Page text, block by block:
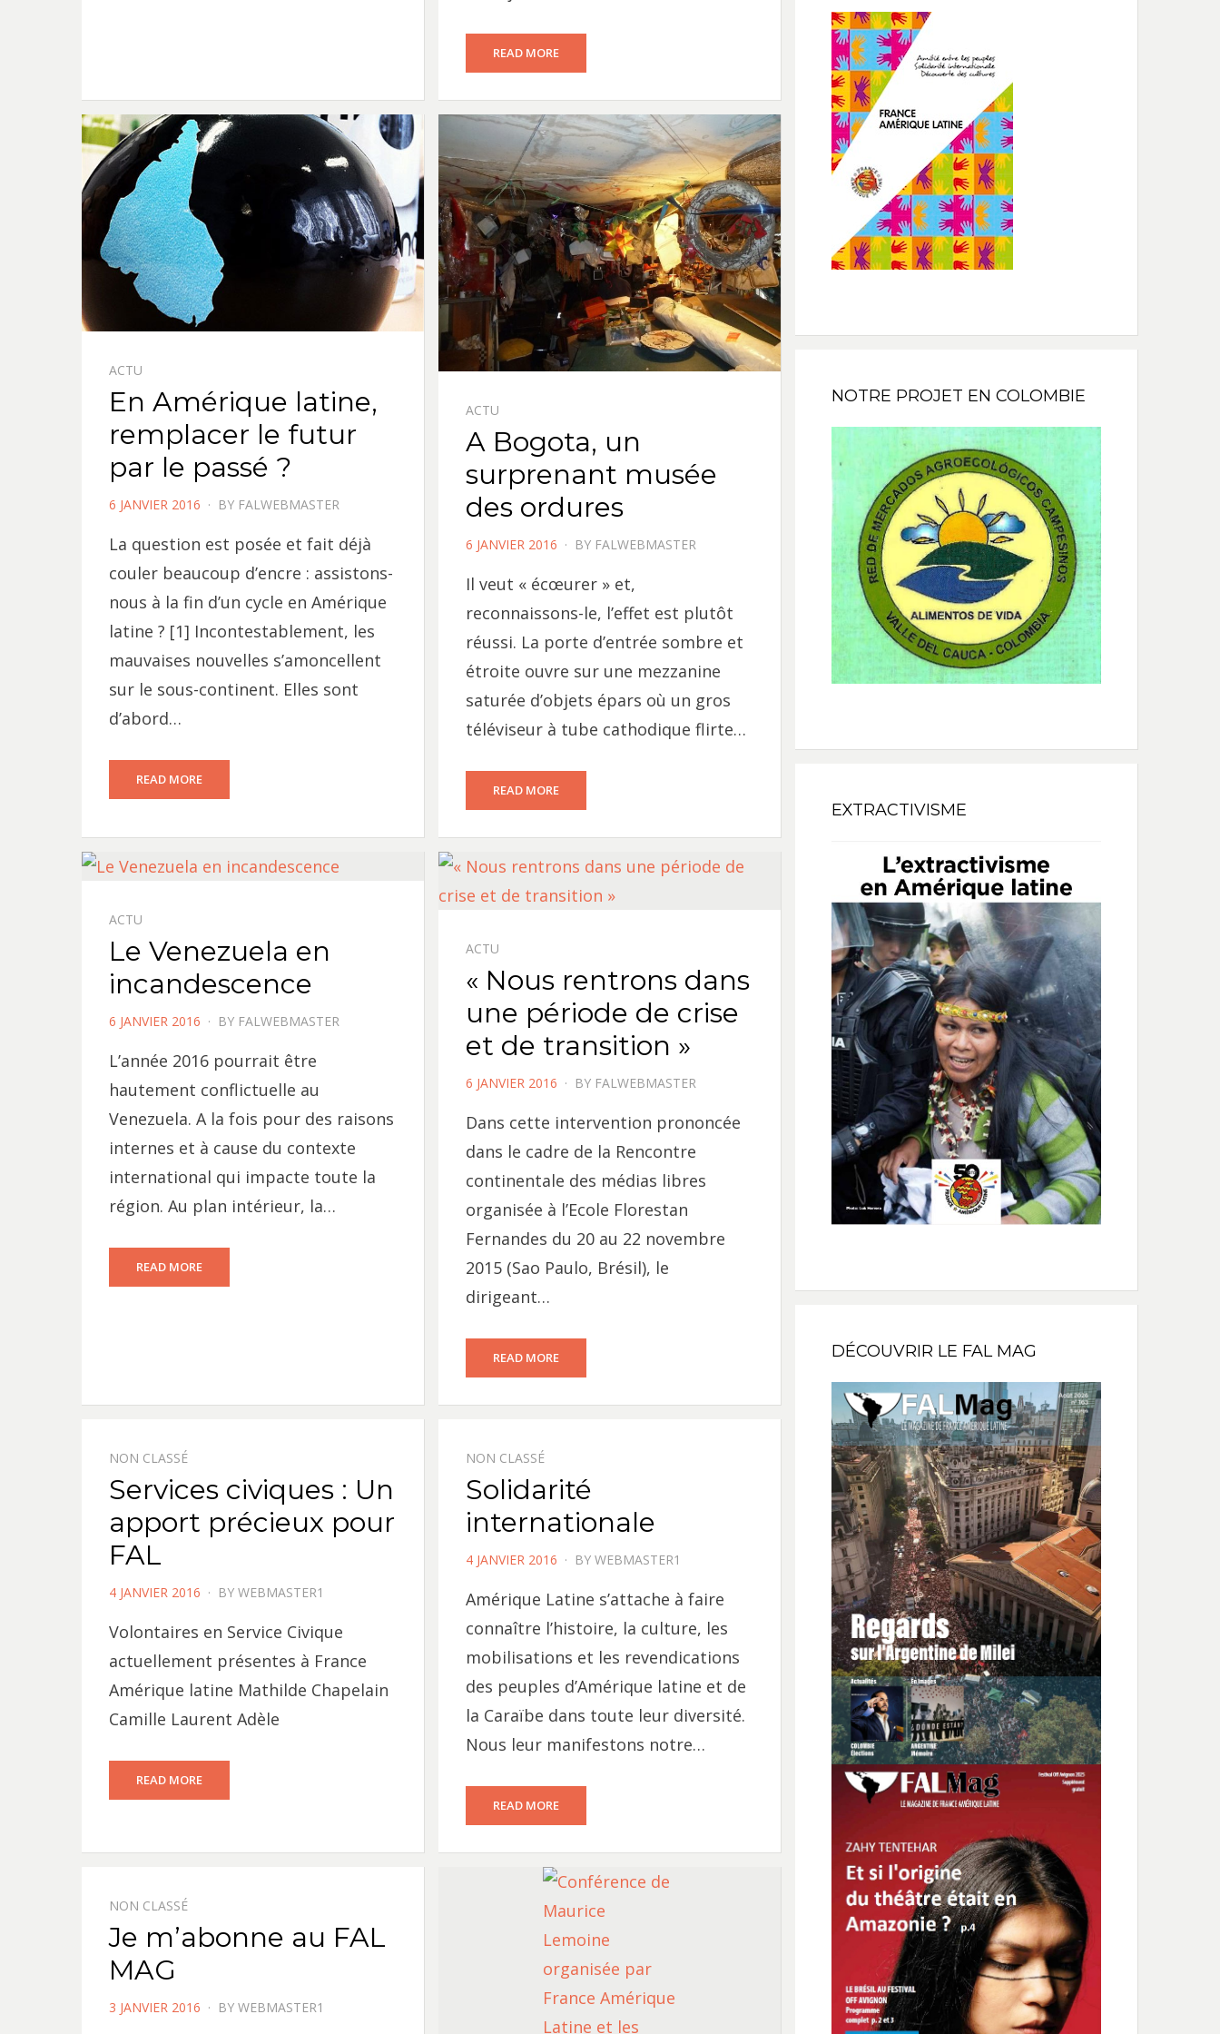
READ MORE
ACTU
En Amérique latine,
remplacer le futur
par le passé ?
POSTED
6 JANVIER 2016 BY FALWEBMASTER
La question est posée et fait déjà
couler beaucoup d’encre : assistons-
nous à la fin d’un cycle en Amérique
latine ? [1] Incontestablement, les
mauvaises nouvelles s’amoncellent
sur le sous-continent. Elles sont
d’abord…
READ MORE
ACTU
A Bogota, un
surprenant musée
des ordures
POSTED
6 JANVIER 2016 BY FALWEBMASTER
Il veut « écœurer » et,
reconnaissons-le, l’effet est plutôt
réussi. La porte d’entrée sombre et
étroite ouvre sur une mezzanine
saturée d’objets épars où un gros
téléviseur à tube cathodique flirte…
READ MORE
ACTU
Le Venezuela en
incandescence
POSTED
6 JANVIER 2016 BY FALWEBMASTER
L’année 2016 pourrait être
hautement conflictuelle au
Venezuela. A la fois pour des raisons
internes et à cause du contexte
international qui impacte toute la
région. Au plan intérieur, la…
READ MORE
ACTU
« Nous rentrons dans
une période de crise
et de transition »
POSTED
6 JANVIER 2016 BY FALWEBMASTER
Dans cette intervention prononcée
dans le cadre de la Rencontre
continentale des médias libres
organisée à l’Ecole Florestan
Fernandes du 20 au 22 novembre
2015 (Sao Paulo, Brésil), le
dirigeant…
READ MORE
NON CLASSÉ
Services civiques : Un
apport précieux pour
FAL
POSTED
4 JANVIER 2016 BY WEBMASTER1
Volontaires en Service Civique
actuellement présentes à France
Amérique latine Mathilde Chapelain
Camille Laurent Adèle
READ MORE
NON CLASSÉ
Solidarité
internationale
POSTED
4 JANVIER 2016 BY WEBMASTER1
Amérique Latine s’attache à faire
connaître l’histoire, la culture, les
mobilisations et les revendications
des peuples d’Amérique latine et de
la Caraïbe dans toute leur diversité.
Nous leur manifestons notre…
READ MORE
NON CLASSÉ
Je m’abonne au FAL
MAG
POSTED
3 JANVIER 2016 BY WEBMASTER1
NOTRE PROJET EN COLOMBIE
EXTRACTIVISME
DÉCOUVRIR LE FAL MAG